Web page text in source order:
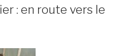
: en route vers le